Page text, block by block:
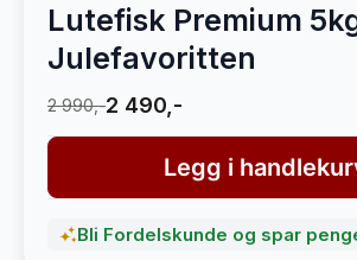
Lutefisk Premium
Julefavoritten
2 990,-2 490,-
Legg i
Bli Fordelskunde og spar